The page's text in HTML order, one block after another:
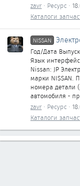
zavr
Ресурс
Каталоги
NISSAN
Год/Дата
Язык
Nissan: JP
марки NISSAN.
номера детали
автомобиля -
zavr
Ресурс
Каталоги